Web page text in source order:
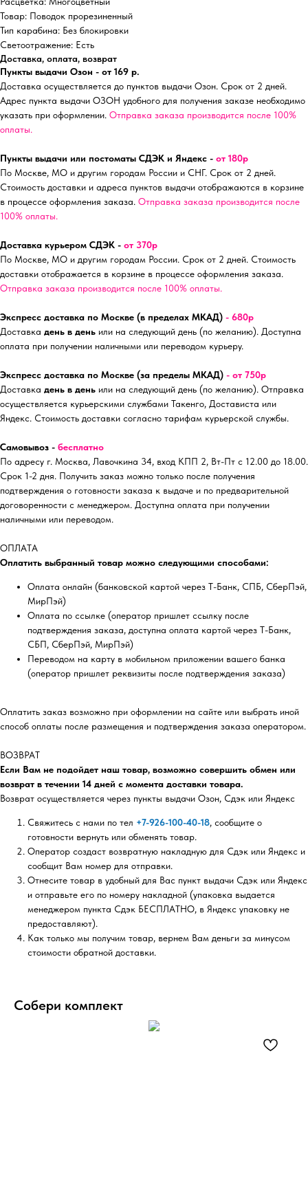
Товар: Поводок прорезиненный
Тип карабина: Без блокировки
Светоотражение: Есть
Доставка, оплата, возврат
Пункты выдачи Озон - от 169 р.
Доставка осуществляется до пунктов выдачи Озон. Срок от 2 дней.
Адрес пункта выдачи ОЗОН удобного для получения заказе необходимо
указать при оформлении. Отправка заказа производится после 100%
оплаты.
Пункты выдачи или постоматы СДЭК и Яндекс - от 180р
По Москве, МО и другим городам России и СНГ. Срок от 2 дней.
Стоимость доставки и адреса пунктов выдачи отображаются в корзине
в процессе оформления заказа. Отправка заказа производится после
100% оплаты.
Доставка курьером СДЭК - от 370р
По Москве, МО и другим городам России. Срок от 2 дней. Стоимость
доставки отображается в корзине в процессе оформления заказа.
Отправка заказа производится после 100% оплаты.
Экспресс доставка по Москве (в пределах МКАД) - 680р
Доставка день в день или на следующий день (по желанию). Доступна
оплата при получении наличными или переводом курьеру.
Экспресс доставка по Москве (за пределы МКАД) - от 750р
Доставка день в день или на следующий день (по желанию). Отправка
осуществляется курьерскими службами Такенго, Достависта или
Яндекс. Стоимость доставки согласно тарифам курьерской службы.
Самовывоз - бесплатно
По адресу г. Москва, Лавочкина 34, вход КПП 2, Вт-Пт с 12.00 до 18.00.
Срок 1-2 дня. Получить заказ можно только после получения
подтверждения о готовности заказа к выдаче и по предварительной
договоренности с менеджером. Доступна оплата при получении
наличными или переводом.
ОПЛАТА
Оплатить выбранный товар можно следующими способами:
Оплата онлайн (банковской картой через Т-Банк, СПБ, СберПэй,
МирПэй)
Оплата по ссылке (оператор пришлет ссылку после
подтверждения заказа, доступна оплата картой через Т-Банк,
СБП, СберПэй, МирПэй)
Переводом на карту в мобильном приложении вашего банка
(оператор пришлет реквизиты после подтверждения заказа)
Оплатить заказ возможно при оформлении на сайте или выбрать иной
способ оплаты после размещения и подтверждения заказа оператором.
ВОЗВРАТ
Если Вам не подойдет наш товар, возможно совершить обмен или
возврат в течении 14 дней с момента доставки товара.
Возврат осуществляется через пункты выдачи Озон, Сдэк или Яндекс
Свяжитесь с нами по тел +7-926-100-40-18, сообщите о
готовности вернуть или обменять товар.
Оператор создаст возвратную накладную для Сдэк или Яндекс и
сообщит Вам номер для отправки.
Отнесите товар в удобный для Вас пункт выдачи Сдэк или Яндекс
и отправьте его по номеру накладной (упаковка выдается
менеджером пункта Сдэк БЕСПЛАТНО, в Яндекс упаковку не
предоставляют).
Как только мы получим товар, вернем Вам деньги за минусом
стоимости обратной доставки.
Собери комплект